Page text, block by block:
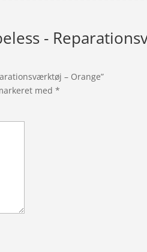
-
– Orange”
med*